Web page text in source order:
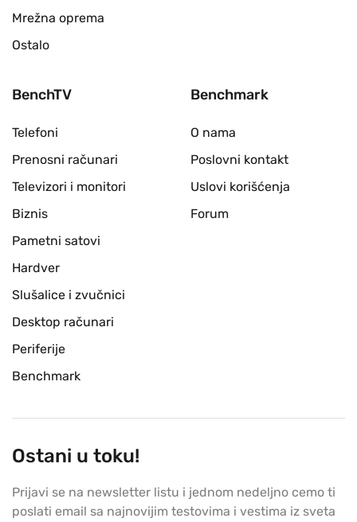
Mrežna oprema
Ostalo
BenchTV
Telefoni
Prenosni računari
Televizori i monitori
Biznis
Pametni satovi
Hardver
Slušalice i zvučnici
Desktop računari
Periferije
Benchmark
Benchmark
O nama
Poslovni kontakt
Uslovi korišćenja
Forum
Ostani u toku!
Prijavi se na newsletter listu i jednom nedeljno cemo ti
poslati email sa najnovijim testovima i vestima iz sveta